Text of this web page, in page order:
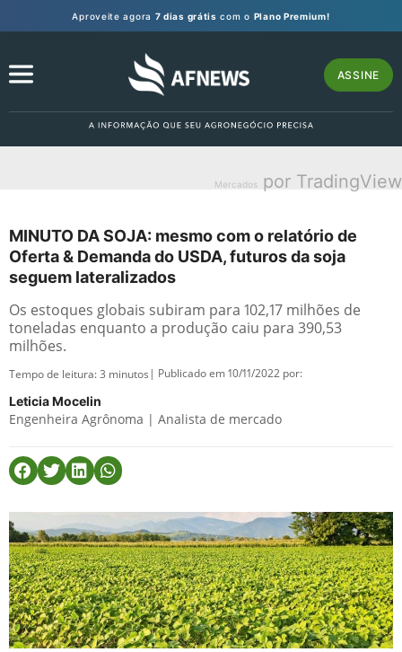
Aproveite agora 7 dias grátis com o Plano Premium!
ASSINE
Mercados por TradingView
MINUTO DA SOJA: mesmo com o relatório de
Oferta & Demanda do USDA, futuros da soja
seguem lateralizados
Os estoques globais subiram para 102,17 milhões de
toneladas enquanto a produção caiu para 390,53
milhões.
Tempo de leitura:3 minutos | Publicado em 10/11/2022 por:
Leticia Mocelin
Engenheira Agrônoma | Analista de mercado